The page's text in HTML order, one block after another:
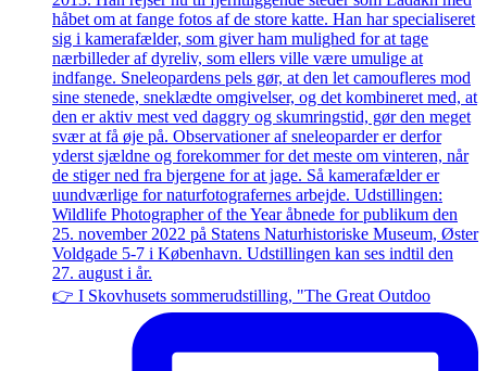
👉 I Skovhusets sommerudstilling, "The Great Outdoo